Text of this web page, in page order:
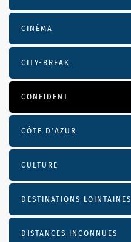
CINÉMA
CITY-BREAK
CONFIDENT
CÔTE D’AZUR
CULTURE
DESTINATIONS LOINTAINES
DISTANCES INCONNUES